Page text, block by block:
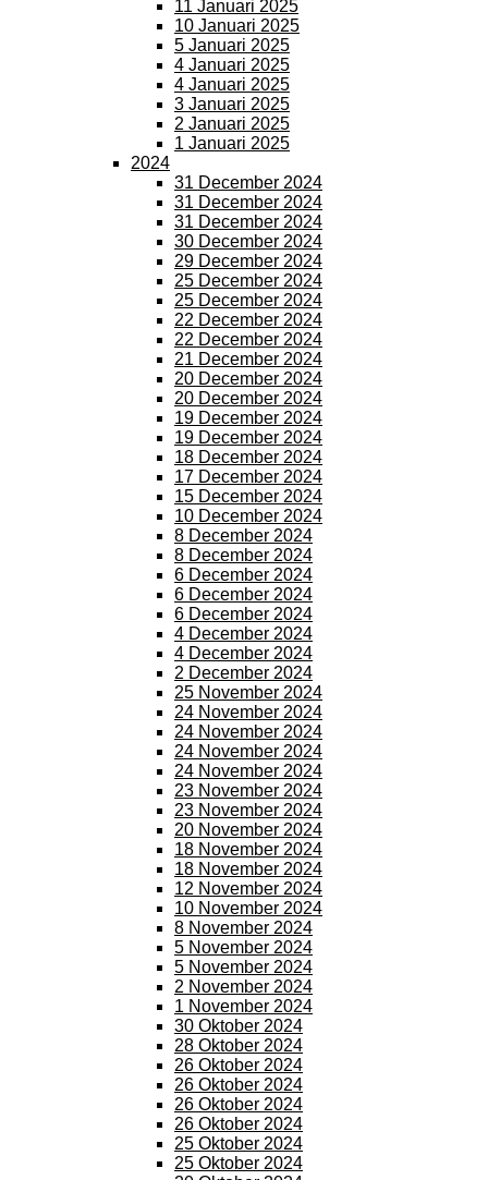
11 Januari 2025
10 Januari 2025
5 Januari 2025
4 Januari 2025
4 Januari 2025
3 Januari 2025
2 Januari 2025
1 Januari 2025
2024
31 December 2024
31 December 2024
31 December 2024
30 December 2024
29 December 2024
25 December 2024
25 December 2024
22 December 2024
22 December 2024
21 December 2024
20 December 2024
20 December 2024
19 December 2024
19 December 2024
18 December 2024
17 December 2024
15 December 2024
10 December 2024
8 December 2024
8 December 2024
6 December 2024
6 December 2024
6 December 2024
4 December 2024
4 December 2024
2 December 2024
25 November 2024
24 November 2024
24 November 2024
24 November 2024
24 November 2024
23 November 2024
23 November 2024
20 November 2024
18 November 2024
18 November 2024
12 November 2024
10 November 2024
8 November 2024
5 November 2024
5 November 2024
2 November 2024
1 November 2024
30 Oktober 2024
28 Oktober 2024
26 Oktober 2024
26 Oktober 2024
26 Oktober 2024
26 Oktober 2024
25 Oktober 2024
25 Oktober 2024